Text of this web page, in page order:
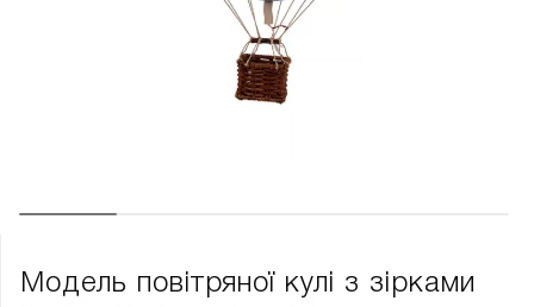
Модель повітряної кулі з зірками